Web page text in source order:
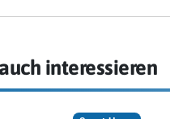
interessieren